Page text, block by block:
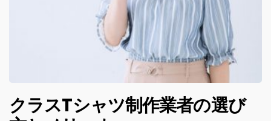
クラスTシャツ制作業者の選び